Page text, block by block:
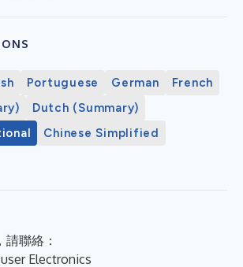
Portuguese German
French
Dutch (Summary)
Chinese Simplified
聯絡：
Electronics